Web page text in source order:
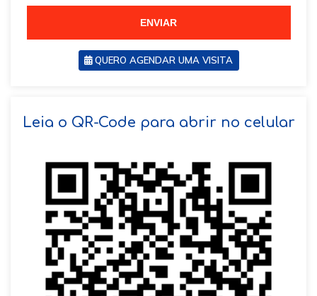
ENVIAR
QUERO AGENDAR UMA VISITA
Leia o QR-Code para abrir no celular